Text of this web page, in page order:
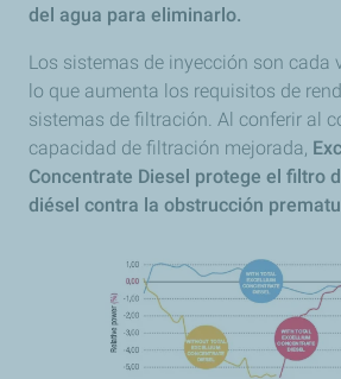
del agua para eliminarlo.
Los sistemas de inyección son cada
lo que aumenta los requisitos de
sistemas de filtración. Al conferir al
capacidad de filtración mejorada,
Concentrate Diesel protege el filtro
diésel contra la obstrucción